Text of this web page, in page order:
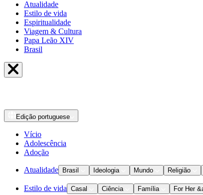
Atualidade
Estilo de vida
Espiritualidade
Viagem & Cultura
Papa Leão XIV
Brasil
Edição portuguese
Vício
Adolescência
Adoção
Atualidade Brasil Ideologia Mundo Religião
Estilo de vida Casal Ciência Família For Her